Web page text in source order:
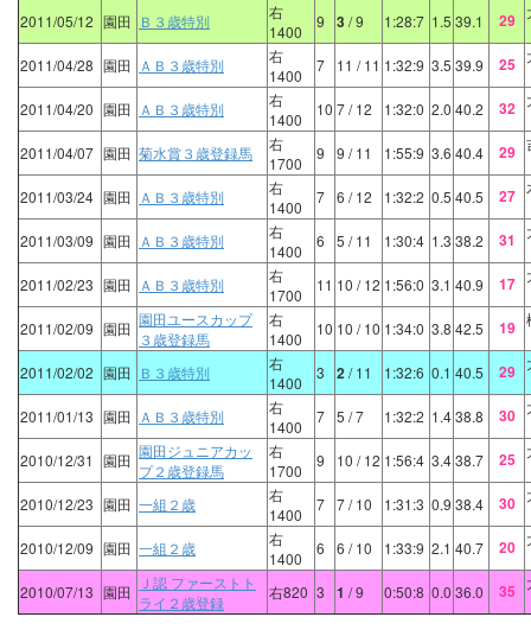
2011/05/12 園田 Ｂ３歳特別
右
1400
9 3/ 9 1:28:7 1.5 39.1 29
2011/04/28 園田 ＡＢ３歳特別
右
1400
7 11 / 11 1:32:9 3.5 39.9 25
2011/04/20 園田 ＡＢ３歳特別
右
1400
10 7/ 12 1:32:0 2.0 40.2 32
2011/04/07 園田 菊水賞３歳登録馬
右
1700
9 9 / 11 1:55:9 3.6 40.4 29
2011/03/24 園田 ＡＢ３歳特別
右
1400
7 6 / 12 1:32:2 0.5 40.5 27
2011/03/09 園田 ＡＢ３歳特別
右
1400
6 5 / 11 1:30:4 1.3 38.2 31
2011/02/23 園田 ＡＢ３歳特別
右
1700
11 10 / 12 1:56:0 3.1 40.9 17
2011/02/09 園田 園田ユースカップ
３歳登録馬
右
1400
10 10 / 10 1:34:0 3.8 42.5 19
2011/02/02 園田 Ｂ３歳特別
右
1400
3 2/ 11 1:32:6 0.1 40.5 29
2011/01/13 園田 ＡＢ３歳特別
右
1400
7 5 / 7 1:32:2 1.438.8 30
2010/12/31 園田 園田ジュニアカッ
プ２歳登録馬
右
1700
9 10 / 12 1:56:4 3.438.7 25
2010/12/23 園田 一組２歳
右
1400
7 7/ 10 1:31:3 0.9 38.4 30
2010/12/09 園田 一組２歳
右
1400
6 6 / 10 1:33:9 2.1 40.7 20
2010/07/13 園田
Ｊ認 ファーストト
ライ２歳登録
右820 3 1 / 9 0:50:8 0.0 36.0 35